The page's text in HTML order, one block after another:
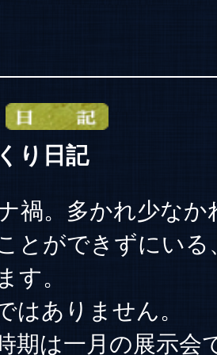
り日記
禍。多かれ少なか
とができずにいる
す。
はありません。
期は一月の展示会